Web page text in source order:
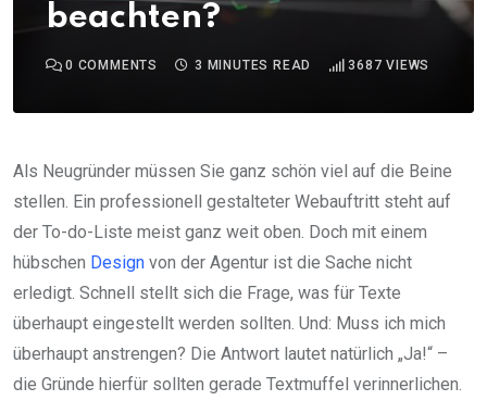
beachten?
0 COMMENTS 3 MINUTES READ 3687 VIEWS
Als Neugründer müssen Sie ganz schön viel auf die Beine
stellen. Ein professionell gestalteter Webauftritt steht auf
der To-do-Liste meist ganz weit oben. Doch mit einem
hübschen Design von der Agentur ist die Sache nicht
erledigt. Schnell stellt sich die Frage, was für Texte
überhaupt eingestellt werden sollten. Und: Muss ich mich
überhaupt anstrengen? Die Antwort lautet natürlich „Ja!“ –
die Gründe hierfür sollten gerade Textmuffel verinnerlichen.